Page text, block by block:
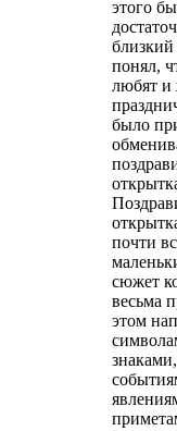
этого
близкий
понял,
любят и
было
почти
сюжет
весьма
этом
знаками,